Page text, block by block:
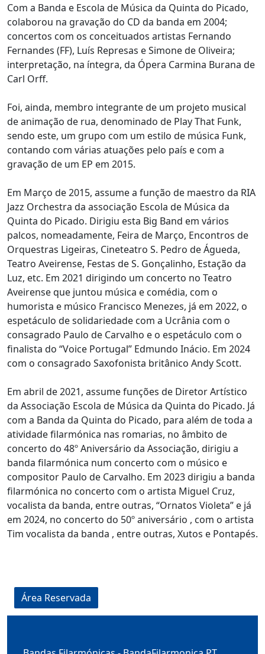
Com a Banda e Escola de Música da Quinta do Picado,
colaborou na gravação do CD da banda em 2004;
concertos com os conceituados artistas Fernando
Fernandes (FF), Luís Represas e Simone de Oliveira;
interpretação, na íntegra, da Ópera Carmina Burana de
Carl Orff.
Foi, ainda, membro integrante de um projeto musical
de animação de rua, denominado de Play That Funk,
sendo este, um grupo com um estilo de música Funk,
contando com várias atuações pelo país e com a
gravação de um EP em 2015.
Em Março de 2015, assume a função de maestro da RIA
Jazz Orchestra da associação Escola de Música da
Quinta do Picado. Dirigiu esta Big Band em vários
palcos, nomeadamente, Feira de Março, Encontros de
Orquestras Ligeiras, Cineteatro S. Pedro de Águeda,
Teatro Aveirense, Festas de S. Gonçalinho, Estação da
Luz, etc. Em 2021 dirigindo um concerto no Teatro
Aveirense que juntou música e comédia, com o
humorista e músico Francisco Menezes, já em 2022, o
espetáculo de solidariedade com a Ucrânia com o
consagrado Paulo de Carvalho e o espetáculo com o
finalista do “Voice Portugal” Edmundo Inácio. Em 2024
com o consagrado Saxofonista britânico Andy Scott.
Em abril de 2021, assume funções de Diretor Artístico
da Associação Escola de Música da Quinta do Picado. Já
com a Banda da Quinta do Picado, para além de toda a
atividade filarmónica nas romarias, no âmbito de
concerto do 48º Aniversário da Associação, dirigiu a
banda filarmónica num concerto com o músico e
compositor Paulo de Carvalho. Em 2023 dirigiu a banda
filarmónica no concerto com o artista Miguel Cruz,
vocalista da banda, entre outras, “Ornatos Violeta” e já
em 2024, no concerto do 50º aniversário , com o artista
Tim vocalista da banda , entre outras, Xutos e Pontapés.
Área Reservada